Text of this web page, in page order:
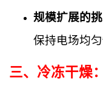
规模扩展的挑
保持电场均匀
三、 冷冻干燥